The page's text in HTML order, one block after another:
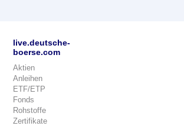
live.deutsche-
boerse.com
Aktien
Anleihen
ETF/ETP
Fonds
Rohstoffe
Zertifikate